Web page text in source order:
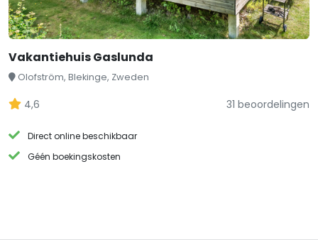
Vakantiehuis Gaslunda
Olofström, Blekinge, Zweden
4,6 31 beoordelingen
Direct online beschikbaar
Géén boekingskosten